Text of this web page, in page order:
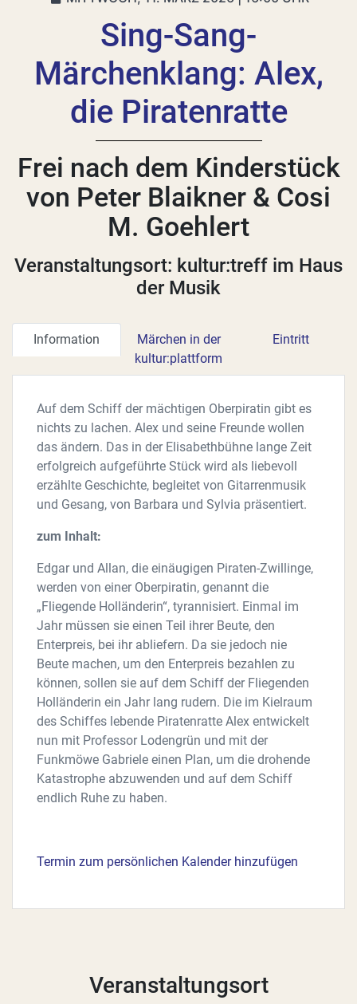
Sing-Sang-
Märchenklang: Alex,
die Piratenratte
Frei nach dem Kinderstück
von Peter Blaikner & Cosi
M. Goehlert
Veranstaltungsort: kultur:treff im Haus
der Musik
Information
Märchen in der
kultur:plattform
Eintritt
Auf dem Schiff der mächtigen Oberpiratin gibt es
nichts zu lachen. Alex und seine Freunde wollen
das ändern. Das in der Elisabethbühne lange Zeit
erfolgreich aufgeführte Stück wird als liebevoll
erzählte Geschichte, begleitet von Gitarrenmusik
und Gesang, von Barbara und Sylvia präsentiert.
zum Inhalt:
Edgar und Allan, die einäugigen Piraten-Zwillinge,
werden von einer Oberpiratin, genannt die
„Fliegende Holländerin“, tyrannisiert. Einmal im
Jahr müssen sie einen Teil ihrer Beute, den
Enterpreis, bei ihr abliefern. Da sie jedoch nie
Beute machen, um den Enterpreis bezahlen zu
können, sollen sie auf dem Schiff der Fliegenden
Holländerin ein Jahr lang rudern. Die im Kielraum
des Schiffes lebende Piratenratte Alex entwickelt
nun mit Professor Lodengrün und mit der
Funkmöwe Gabriele einen Plan, um die drohende
Katastrophe abzuwenden und auf dem Schiff
endlich Ruhe zu haben.
Termin zum persönlichen Kalender hinzufügen
Veranstaltungsort